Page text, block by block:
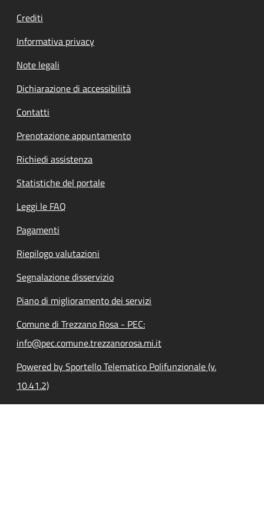
Crediti
Informativa privacy
Note legali
Dichiarazione di accessibilità
Contatti
Prenotazione appuntamento
Richiedi assistenza
Statistiche del portale
Leggi le FAQ
Pagamenti
Riepilogo valutazioni
Segnalazione disservizio
Piano di miglioramento dei servizi
Comune di Trezzano Rosa - PEC:
info@pec.comune.trezzanorosa.mi.it
Powered by Sportello Telematico Polifunzionale (v.
10.41.2)